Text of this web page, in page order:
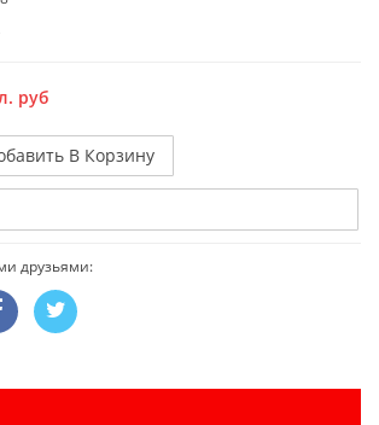
руб
В Корзину
друзьями: